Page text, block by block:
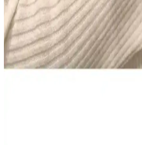
Colgate Sensitive Diş Macunu 75 ml’lik iki
kökenli set, hassas dişlere nazik beyazlatma
kullanım sağlar. Evde düzenli kullanım için
kullanıcılar kıvam ve köpürmede farklılık
yüksek.
NIVEA Men Deep Impact El ve
Nem, Yağsız Ferahlık ve Erkeksi